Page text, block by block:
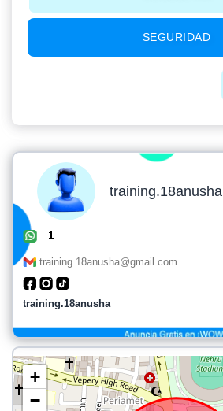
SEGURIDAD
training.18anusha
training.18anusha@gmail.com
training.18anusha
+
−